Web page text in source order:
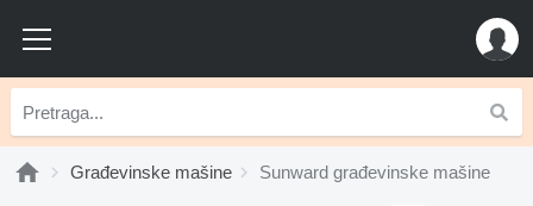
Građevinske mašine Sunward građevinske mašine